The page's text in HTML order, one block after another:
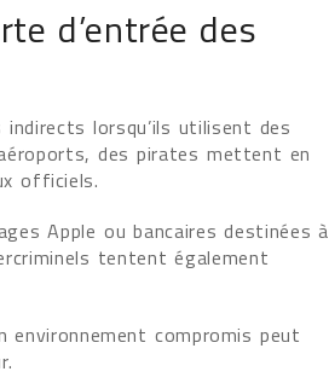
d’entrée des
lorsqu’ils utilisent des
des pirates mettent en
officiels.
Apple ou bancaires destinées à
tentent également
compromis peut